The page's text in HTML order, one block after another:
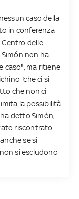
caso della
in conferenza
delle
Simón non ha
caso", ma ritiene
"che ci si
che non ci
la possibilità
detto Simón,
riscontrato
se si
si escludono